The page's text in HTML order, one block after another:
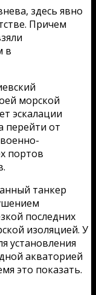
здесь явно
Причем
в
морской
эскалации
перейти от
портов
танкер
последних
изоляцией. У
установления
акваторией
это показать.